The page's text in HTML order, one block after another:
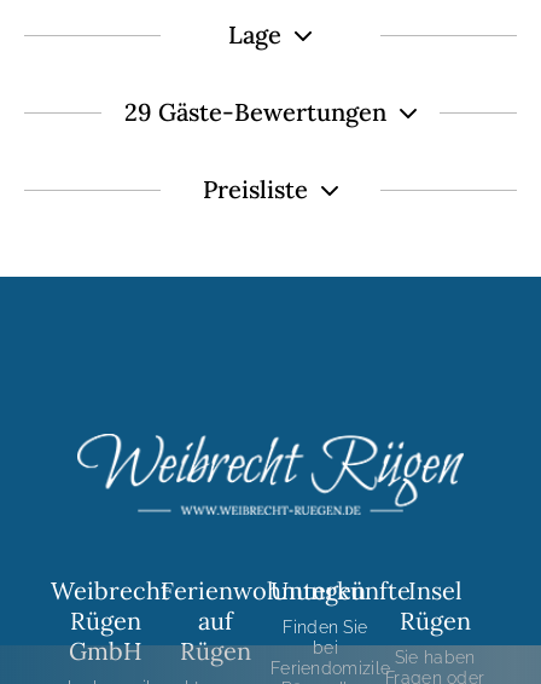
Lage
29 Gäste-Bewertungen
Preisliste
Weibrecht
Rügen
GmbH
Ferienwohnungen
auf
Rügen
Unterkünfte
Finden Sie
bei
Feriendomizile
Insel
Rügen
Sie haben
Fragen oder